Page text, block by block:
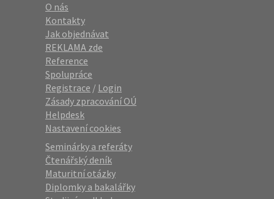
O nás
Kontakty
Jak objednávat
REKLAMA zde
Reference
Spolupráce
Registrace / Login
Zásady zpracování OÚ
Helpdesk
Nastavení cookies
Seminárky a referáty
Čtenářský deník
Maturitní otázky
Diplomky a bakalářky